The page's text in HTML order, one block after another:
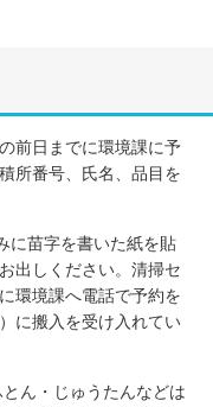
前日までに環境課に予
所番号、氏名、品目を
に苗字を書いた紙を貼
出しください。清掃セ
環境課へ電話で予約を
に搬入を受け入れてい
ん・じゅうたんなどは